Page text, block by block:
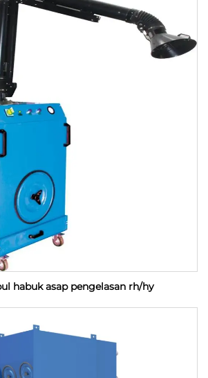
habuk asap pengelasan rh/hy